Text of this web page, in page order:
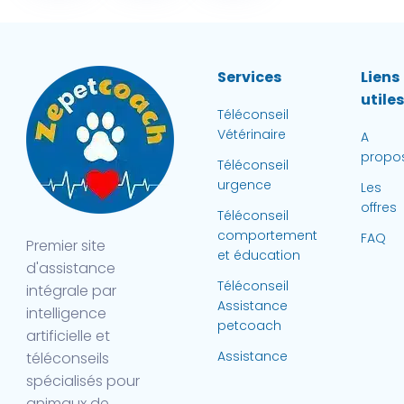
Premier site
d'assistance
intégrale par
intelligence
artificielle et
téléconseils
spécialisés pour
Services
Téléconseil
Vétérinaire
Téléconseil
urgence
Téléconseil
comportement
et éducation
Téléconseil
Assistance
petcoach
Assistance
Liens
utiles
A
Les
offres
FAQ